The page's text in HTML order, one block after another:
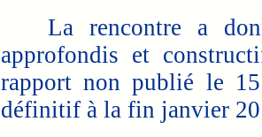
La rencontre a
approfondis et
rapport non publié le
définitif à la fin janvier